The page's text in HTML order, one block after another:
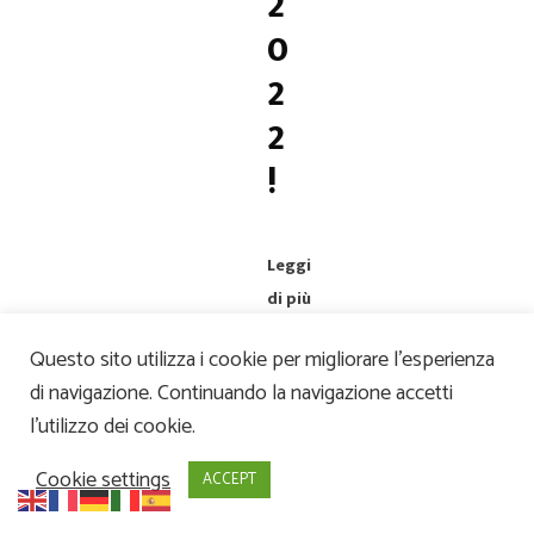
0
2
2
!
Leggi
di più
Questo sito utilizza i cookie per migliorare l’esperienza
di navigazione. Continuando la navigazione accetti
l’utilizzo dei cookie.
Cookie settings
ACCEPT